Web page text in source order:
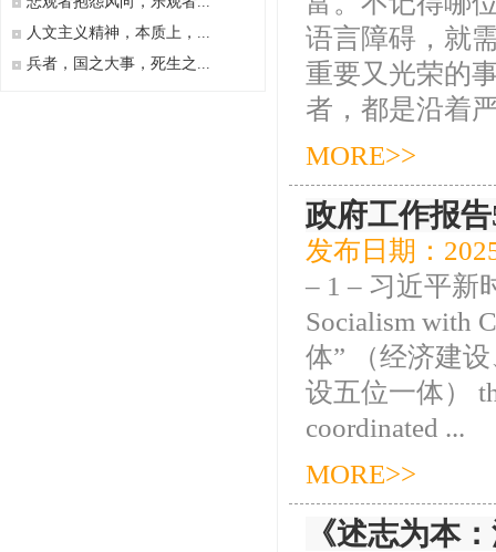
语言障碍，就
重要又光荣的
者，都是沿着
MORE>>
政府工作报
发布日期：
– 1 – 习近平新
Socialism with
体” （经济建
设五位一体）
coordinated ...
MORE>>
《述志为本
人文主义精神，本质上，...
兵者，国之大事，死生之...